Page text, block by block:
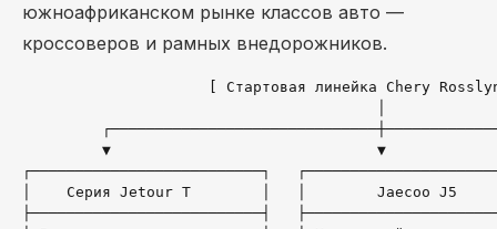
южноафриканском рынке классов авто —
кроссоверов и рамных внедорожников.
[ Стартовая линейка Chery
▼                              ▼
┌──────────────────────────┐
│    Серия Jetour T        │   │        Jaecoo J5
├──────────────────────────┤